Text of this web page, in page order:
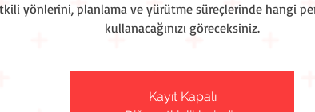
yönlerini, planlama ve yürütme süreçlerinde hangi
kullanacağınızı göreceksiniz.
Kayıt Kapalı